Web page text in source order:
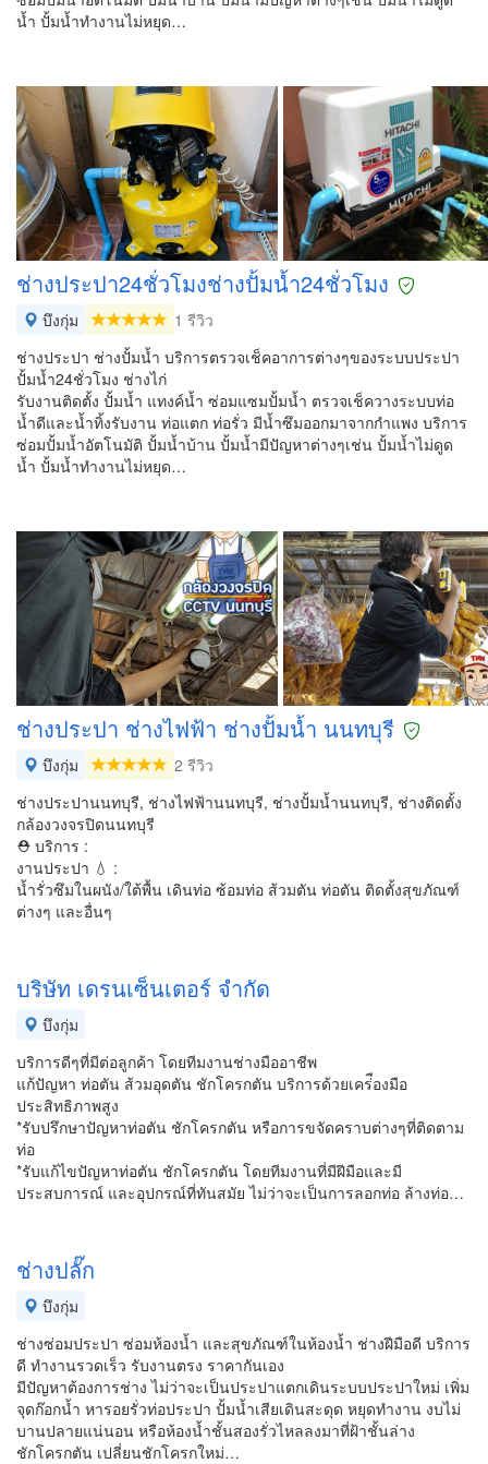
น้ำ ปั้มน้ำทำงานไม่หยุด…
ช่างประปา24ชั่วโมงช่างปั้มน้ำ24ชั่วโมง
บึงกุ่ม
1 รีวิว
ช่างประปา ช่างปั้มน้ำ บริการตรวจเช็คอาการต่างๆของระบบประปา
ปั้มน้ำ24ชั่วโมง ช่างไก่
รับงานติดตั้ง ปั้มน้ำ แทงค์น้ำ ซ่อมแซมปั้มน้ำ ตรวจเช็ควางระบบท่อ
น้ำดีและน้ำทิ้งรับงาน ท่อแตก ท่อรั่ว มีน้ำซึมออกมาจากกำแพง บริการ
ซ่อมปั้มน้ำอัตโนมัติ ปั้มน้ำบ้าน ปั้มน้ำมีปัญหาต่างๆเช่น ปั้มน้ำไม่ดูด
น้ำ ปั้มน้ำทำงานไม่หยุด…
ช่างประปา ช่างไฟฟ้า ช่างปั้มน้ำ นนทบุรี
บึงกุ่ม
2 รีวิว
ช่างประปานนทบุรี, ช่างไฟฟ้านนทบุรี, ช่างปั้มน้ำนนทบุรี, ช่างติดตั้ง
กล้องวงจรปิดนนทบุรี
⛑ บริการ :
งานประปา 💧 :
น้ำรั่วซึมในผนัง/ใต้พื้น เดินท่อ ซ้อมท่อ ส้วมตัน ท่อตัน ติดตั้งสุขภัณฑ์
ต่างๆ และอื่นๆ
บริษัท เดรนเซ็นเตอร์ จำกัด
บึงกุ่ม
บริการดีๆที่มีต่อลูกค้า โดยทีมงานช่างมืออาชีพ
แก้ปัญหา ท่อตัน ส้วมอุดตัน ชักโครกตัน บริการด้วยเคร่ืองมือ
ประสิทธิภาพสูง
*รับปรึกษาปัญหาท่อตัน ชักโครกตัน หรือการขจัดคราบต่างๆที่ติดตาม
ท่อ
*รับแก้ไขปัญหาท่อตัน ชักโครกตัน โดยทีมงานที่มีฝีมือและมี
ประสบการณ์ และอุปกรณ์ที่ทันสมัย ไม่ว่าจะเป็นการลอกท่อ ล้างท่อ…
ช่างปลั๊ก
บึงกุ่ม
ช่างซ่อมประปา ซ่อมห้องน้ำ และสุขภัณฑ์ในห้องน้ำ ช่างฝีมือดี บริการ
ดี ทำงานรวดเร็ว รับงานตรง ราคากันเอง
มีปัญหาต้องการช่าง ไม่ว่าจะเป็นประปาแตกเดินระบบประปาใหม่ เพิ่ม
จุดก๊อกน้ำ หารอยรั่วท่อประปา ปั้มน้ำเสียเดินสะดุด หยุดทำงาน งบไม่
บานปลายแน่นอน หรือห้องน้ำชั้นสองรั่วไหลลงมาที่ฝ้าชั้นล่าง
ชักโครกตัน เปลี่ยนชักโครกใหม่…